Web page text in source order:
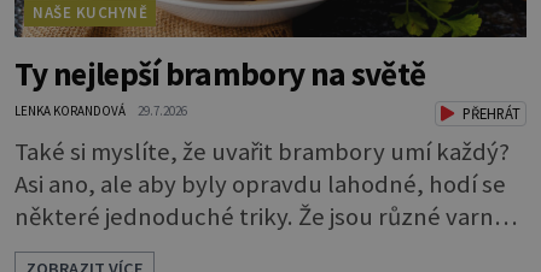
NAŠE KUCHYNĚ
Ty nejlepší brambory na světě
LENKA KORANDOVÁ 29.7.2026 PŘEHRÁT
Také si myslíte, že uvařit brambory umí každý?
Asi ano, ale aby byly opravdu lahodné, hodí se
některé jednoduché triky. Že jsou různé varné
typy od A, tedy na saláty, po D na kaši, určitě